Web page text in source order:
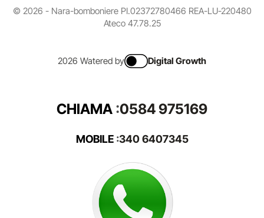
© 2026 - Nara-bomboniere PI.02372780466 REA-LU-220480
Ateco 47.78.25
2026 Watered by Digital Growth
CHIAMA :0584 975169
MOBILE:340 6407345